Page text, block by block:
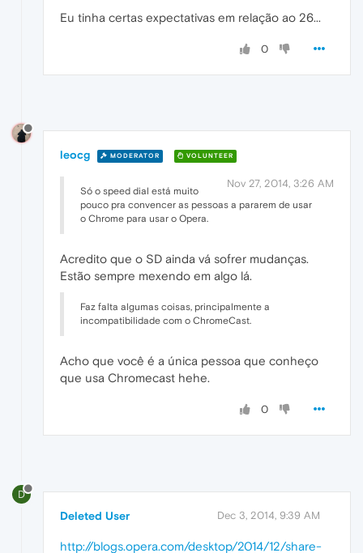
Eu tinha certas expectativas em relação ao 26...
0
leocg MODERATOR VOLUNTEER
Nov 27, 2014, 3:26 AM
Só o speed dial está muito
pouco pra convencer as pessoas a pararem de usar
o Chrome para usar o Opera.
Acredito que o SD ainda vá sofrer mudanças.
Estão sempre mexendo em algo lá.
Faz falta algumas coisas, principalmente a
incompatibilidade com o ChromeCast.
Acho que você é a única pessoa que conheço
que usa Chromecast hehe.
0
D
Deleted User Dec 3, 2014, 9:39 AM
http://blogs.opera.com/desktop/2014/12/share-